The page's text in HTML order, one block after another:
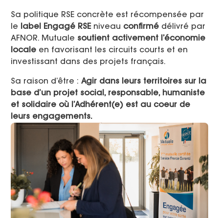
Sa politique RSE concrète est récompensée par
le
label Engagé RSEniveau confirmé délivré par
AFNOR. Mutuale soutient activement l’économie
locale en favorisant les circuits courts et en
investissant dans des projets français​.
Sa raison d’être :Agir dans leurs territoires sur la
base d’un projet social, responsable, humaniste
et solidaire où l’Adhérent(e) est au coeur de
leurs engagements.